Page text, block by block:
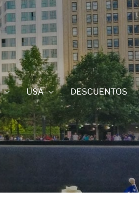
USA DESCUENTOS